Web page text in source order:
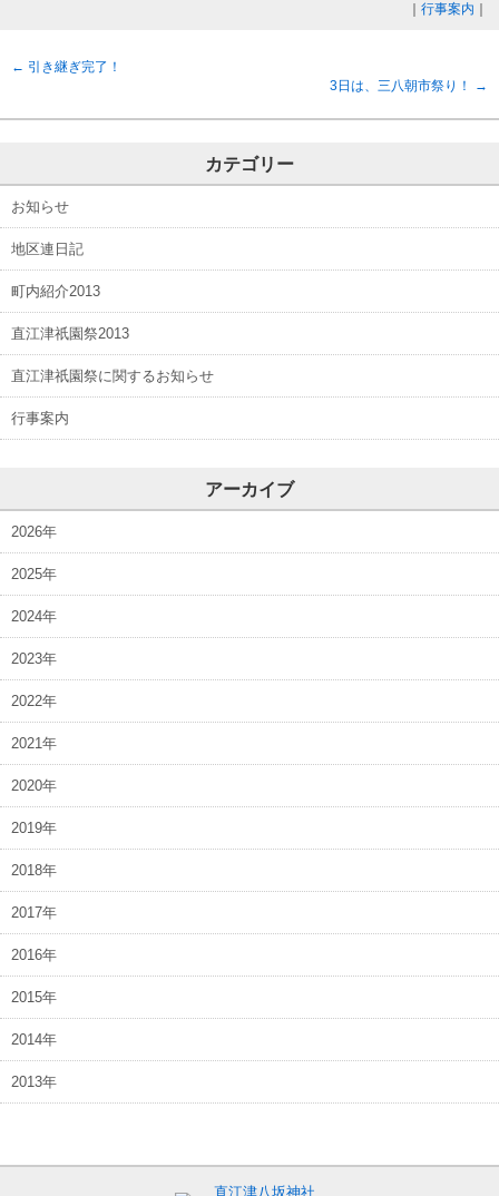
行事案内
← 引き継ぎ完了！
3日は、三八朝市祭り！
→
カテゴリー
お知らせ
地区連日記
町内紹介2013
直江津祇園祭2013
直江津祇園祭に関するお知らせ
行事案内
アーカイブ
2026年
2025年
2024年
2023年
2022年
2021年
2020年
2019年
2018年
2017年
2016年
2015年
2014年
2013年